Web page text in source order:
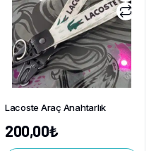
Lacoste Araç Anahtarlık
200,00₺